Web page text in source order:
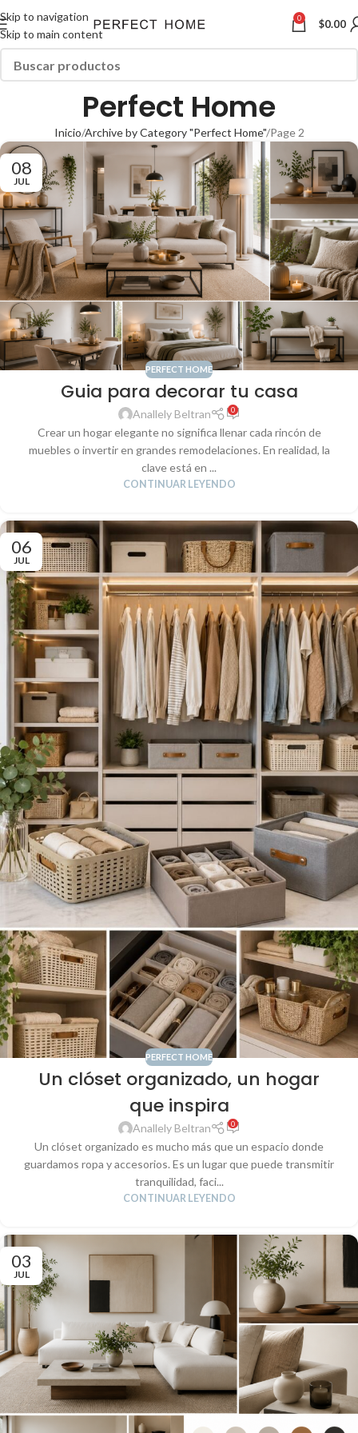
Skip to navigation
Skip to main content
0 $0.00
Perfect Home
Inicio Archive by Category "Perfect Home" Page 2
08
JUL
PERFECT HOME
Guia para decorar tu casa
Anallely Beltran 0
Crear un hogar elegante no significa llenar cada rincón de
muebles o invertir en grandes remodelaciones. En realidad, la
clave está en ...
CONTINUAR LEYENDO
06
JUL
PERFECT HOME
Un clóset organizado, un hogar
que inspira
Anallely Beltran 0
Un clóset organizado es mucho más que un espacio donde
guardamos ropa y accesorios. Es un lugar que puede transmitir
tranquilidad, faci...
CONTINUAR LEYENDO
03
JUL